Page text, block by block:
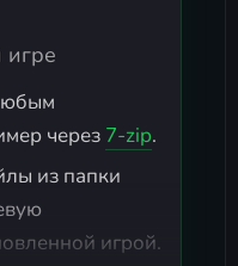
игре
через 7-zip.
из папки
игрой.